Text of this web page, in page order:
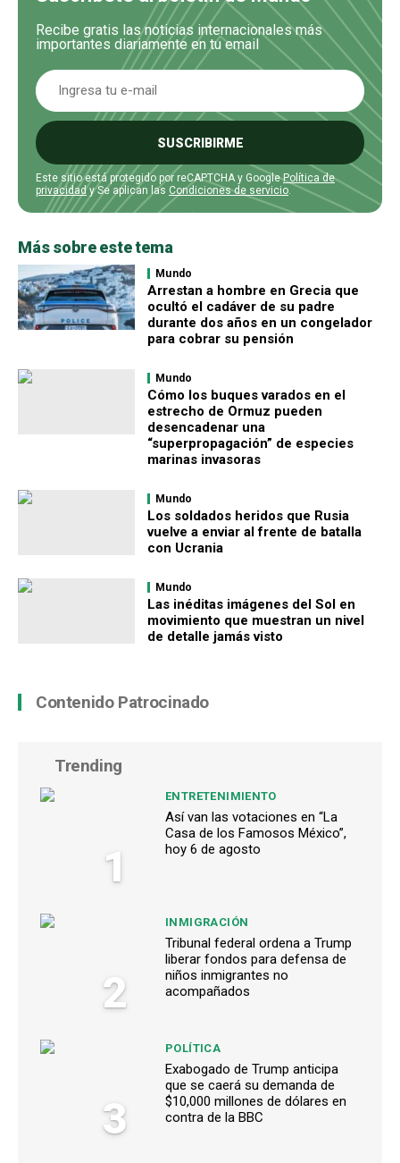
Recibe gratis las noticias internacionales más
importantes diariamente en tu email
SUSCRIBIRME
Este sitio está protegido por reCAPTCHA y GooglePolítica de
privacidady Se aplican las Condiciones de servicio.
Más sobre este tema
Mundo
Arrestan a hombre en Grecia que
ocultó el cadáver de su padre
durante dos años en un congelador
para cobrar su pensión
Mundo
Cómo los buques varados en el
estrecho de Ormuz pueden
desencadenar una
“superpropagación” de especies
marinas invasoras
Mundo
Los soldados heridos que Rusia
vuelve a enviar al frente de batalla
con Ucrania
Mundo
Las inéditas imágenes del Sol en
movimiento que muestran un nivel
de detalle jamás visto
Contenido Patrocinado
Trending
1
ENTRETENIMIENTO
Así van las votaciones en “La
Casa de los Famosos México”,
hoy 6 de agosto
2
INMIGRACIÓN
Tribunal federal ordena a Trump
liberar fondos para defensa de
niños inmigrantes no
acompañados
3
POLÍTICA
Exabogado de Trump anticipa
que se caerá su demanda de
$10,000 millones de dólares en
contra de la BBC